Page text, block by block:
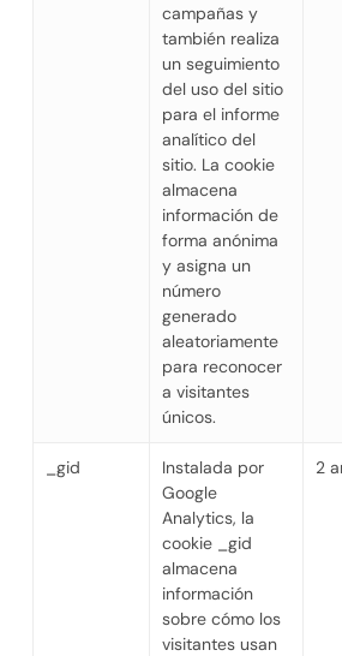
campañas y
también realiza
un seguimiento
del uso del sitio
para el informe
analítico del
sitio. La cookie
almacena
información de
forma anónima
y asigna un
número
generado
aleatoriamente
para reconocer
a visitantes
únicos.
_gid
Instalada por
Google
Analytics, la
cookie _gid
almacena
información
sobre cómo los
visitantes usan
2